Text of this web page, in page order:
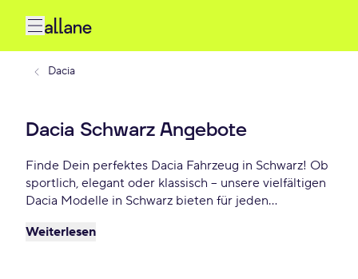
Dacia
Dacia Schwarz Angebote
Finde Dein perfektes Dacia Fahrzeug in Schwarz! Ob
sportlich, elegant oder klassisch – unsere vielfältigen
Dacia Modelle in Schwarz bieten für jeden
profitiere von flexiblen Leasing- oder
Weiterlesen